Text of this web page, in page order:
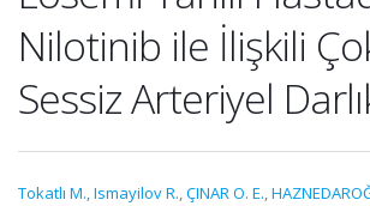
Nilotinib ile İlişkili
Sessiz Arteriyel
Tokatlı M.,Ismayilov R.,ÇINAR O. E.,